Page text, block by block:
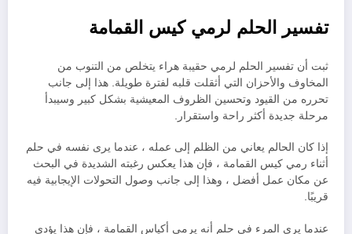
تفسير الحلم لرمي كيس القمامة
ثبت أن تفسير الحلم لرمي حقيبة هراء يتخلص من التنوب من
المخاوف والأحزان التي أثقلت قلبه لفترة طويلة. هذا إلى جانب
تحرره من القيود وتحسين الظروف المعيشية بشكل كبير وسيبدأ
مرحلة جديدة أكثر راحة واستقرار.
إذا كان الحالم يعاني من الظلم إلى عمله ، عندما يرى نفسه في حلم
أثناء رمي كيس القمامة ، فإن هذا يعكس رغبته الشديدة في البحث
عن مكان عمل أفضل ، وهذا إلى جانب وصول التحولات الإيجابية فيه
قريبًا.
عندما يرى المرء في حلم أنه يرمي أكياس القمامة ، فإن هذا يؤدي